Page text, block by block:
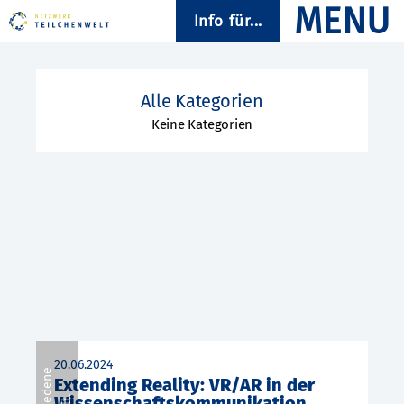
Info für...
Alle Kategorien
Keine Kategorien
20.06.2024
Extending Reality: VR/AR in der